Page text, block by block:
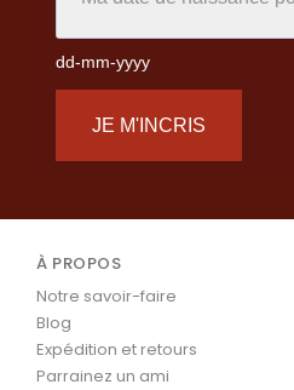
dd-mm-yyyy
JE M'INCRIS
À PROPOS
Notre savoir-faire
Blog
Expédition et retours
Parrainez un ami